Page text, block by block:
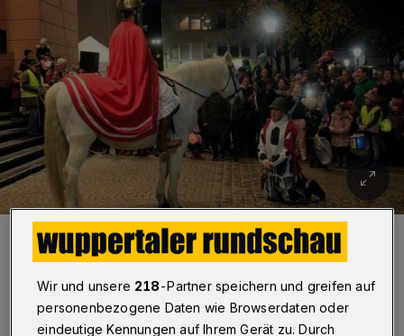
St. Martin im Jahr 2019 vor der Elberfelder Laurentiuskirche.
Foto: Christoph Petersen
Wir und unsere 218-Partner speichern und greifen auf
personenbezogene Daten wie Browserdaten oder
eindeutige Kennungen auf Ihrem Gerät zu. Durch